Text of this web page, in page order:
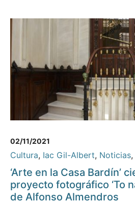
02/11/2021
Cultura, Iac Gil-Albert, Noticias,
‘Arte en la Casa Bardín’
proyecto fotográfico ‘To
de Alfonso Almendros